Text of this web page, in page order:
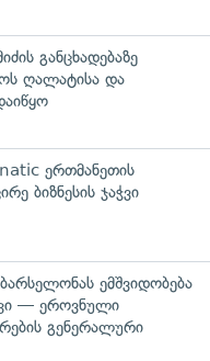
განცხადებაზე
ღალატისა და
ერთმანეთის
ბიზნესის ჯაჭვი
ემშვიდობება
— ეროვნული
გენერალური